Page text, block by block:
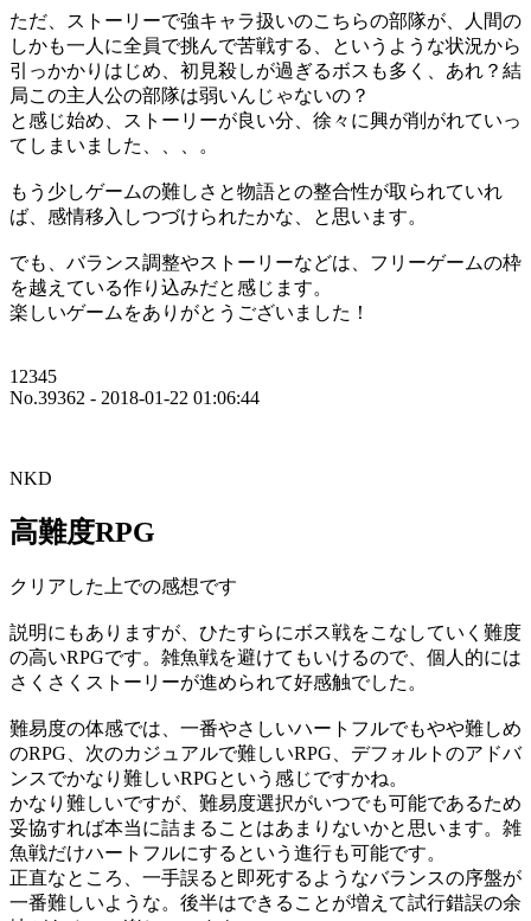
ただ、ストーリーで強キャラ扱いのこちらの部隊が、人間の
しかも一人に全員で挑んで苦戦する、というような状況から
引っかかりはじめ、初見殺しが過ぎるボスも多く、あれ？結
局この主人公の部隊は弱いんじゃないの？
と感じ始め、ストーリーが良い分、徐々に興が削がれていっ
てしまいました、、、。
もう少しゲームの難しさと物語との整合性が取られていれ
ば、感情移入しつづけられたかな、と思います。
でも、バランス調整やストーリーなどは、フリーゲームの枠
を越えている作り込みだと感じます。
楽しいゲームをありがとうございました！
12345
No.39362 - 2018-01-22 01:06:44
NKD
高難度RPG
クリアした上での感想です
説明にもありますが、ひたすらにボス戦をこなしていく難度
の高いRPGです。雑魚戦を避けてもいけるので、個人的には
さくさくストーリーが進められて好感触でした。
難易度の体感では、一番やさしいハートフルでもやや難しめ
のRPG、次のカジュアルで難しいRPG、デフォルトのアドバ
ンスでかなり難しいRPGという感じですかね。
かなり難しいですが、難易度選択がいつでも可能であるため
妥協すれば本当に詰まることはあまりないかと思います。雑
魚戦だけハートフルにするという進行も可能です。
正直なところ、一手誤ると即死するようなバランスの序盤が
一番難しいような。後半はできることが増えて試行錯誤の余